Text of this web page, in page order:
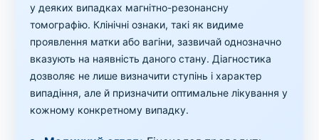
у деяких випадках магнітно-резонансну
томографію. Клінічні ознаки, такі як видиме
проявлення матки або вагіни, зазвичай однозначно
вказують на наявність даного стану. Діагностика
дозволяє не лише визначити ступінь і характер
випадіння, але й призначити оптимальне лікування у
кожному конкретному випадку.